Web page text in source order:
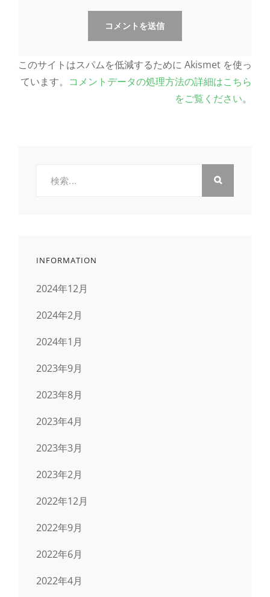
このサイトはスパムを低減するために Akismet を使っ
ています。 コメントデータの処理方法の詳細はこちら
をご覧ください。
INFORMATION
2024年12月
2024年2月
2024年1月
2023年9月
2023年8月
2023年4月
2023年3月
2023年2月
2022年12月
2022年9月
2022年6月
2022年4月